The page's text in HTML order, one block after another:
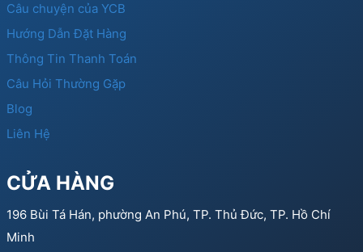
Câu chuyện của YCB
Hướng Dẫn Đặt Hàng
Thông Tin Thanh Toán
Câu Hỏi Thường Gặp
Blog
Liên Hệ
CỬA HÀNG
196 Bùi Tá Hán, phường An Phú, TP. Thủ Đức, TP. Hồ Chí
Minh